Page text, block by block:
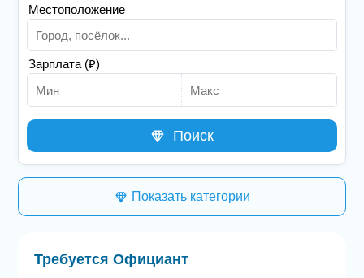
Местоположение
Зарплата (₽)
Поиск
Показать категории
Требуется Официант